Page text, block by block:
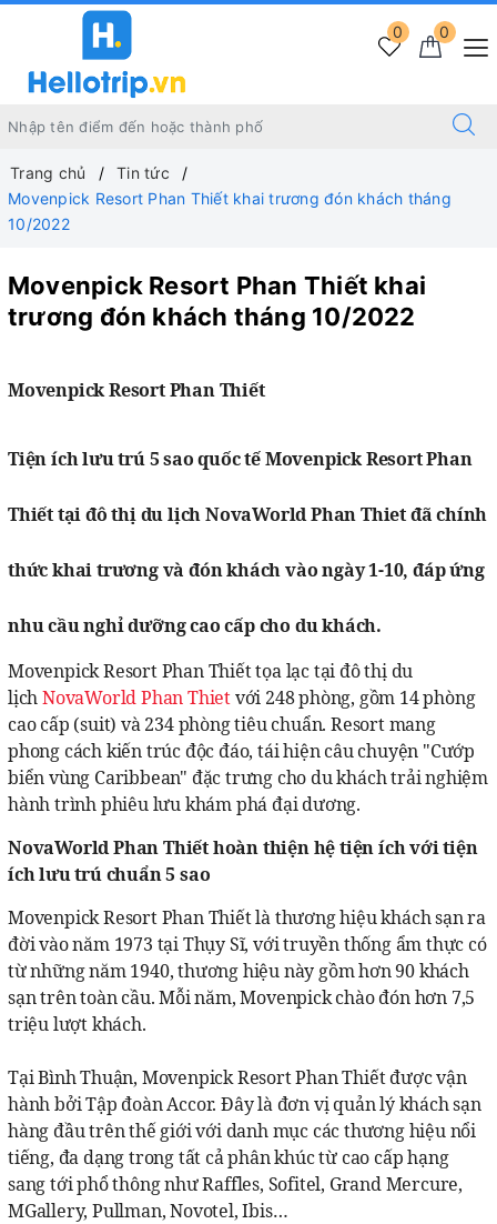
0
0
Trang chủ
Tin tức
Movenpick Resort Phan Thiết khai trương đón khách tháng
10/2022
Movenpick Resort Phan Thiết khai
trương đón khách tháng 10/2022
Movenpick Resort Phan Thiết
Tiện ích lưu trú 5 sao quốc tế Movenpick Resort Phan
Thiết tại đô thị du lịch NovaWorld Phan Thiet đã chính
thức khai trương và đón khách vào ngày 1-10, đáp ứng
nhu cầu nghỉ dưỡng cao cấp cho du khách.
Movenpick Resort Phan Thiết tọa lạc tại đô thị du
lịchNovaWorld Phan Thietvới 248 phòng, gồm 14 phòng
cao cấp (suit) và 234 phòng tiêu chuẩn. Resort mang
phong cách kiến trúc độc đáo, tái hiện câu chuyện "Cướp
biển vùng Caribbean" đặc trưng cho du khách trải nghiệm
hành trình phiêu lưu khám phá đại dương.
NovaWorld Phan Thiết hoàn thiện hệ tiện ích với tiện
ích lưu trú chuẩn 5 sao
Movenpick Resort Phan Thiết là thương hiệu khách sạn ra
đời vào năm 1973 tại Thụy Sĩ, với truyền thống ẩm thực có
từ những năm 1940, thương hiệu này gồm hơn 90 khách
sạn trên toàn cầu. Mỗi năm, Movenpick chào đón hơn 7,5
triệu lượt khách.
Tại Bình Thuận, Movenpick Resort Phan Thiết được vận
hành bởi Tập đoàn Accor. Đây là đơn vị quản lý khách sạn
hàng đầu trên thế giới với danh mục các thương hiệu nổi
tiếng, đa dạng trong tất cả phân khúc từ cao cấp hạng
sang tới phổ thông như Raffles, Sofitel, Grand Mercure,
MGallery, Pullman, Novotel, Ibis…